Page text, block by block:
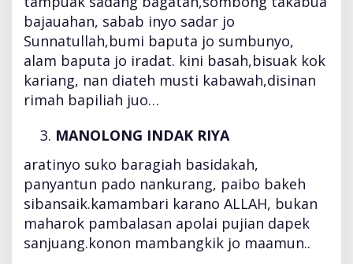
bajauahan, sabab inyo sadar jo
Sunnatullah,bumi baputa jo sumbunyo,
alam baputa jo iradat. kini basah,bisuak kok
kariang, nan diateh musti kabawah,disinan
rimah bapiliah juo…
MANOLONG INDAK RIYA
aratinyo suko baragiah basidakah,
panyantun pado nankurang, paibo bakeh
sibansaik.kamambari karano ALLAH, bukan
maharok pambalasan apolai pujian dapek
sanjuang.konon mambangkik jo maamun..